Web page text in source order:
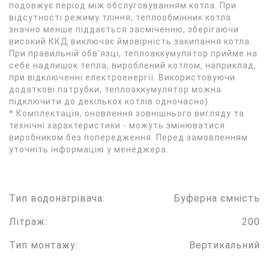
подовжує період між обслуговуванням котла. При
відсутності режиму тління, теплообмінник котла
значно менше піддається засміченню, зберігаючи
високий ККД виключає ймовірність закипання котла.
При правильній обв'язці, теплоаккумулятор прийме на
себе надлишок тепла, вироблений котлом, наприклад,
при відключенні електроенергії. Використовуючи
додаткові патрубки, теплоаккумулятор можна
підключити до декількох котлів одночасно).
* Комплектація, оновлення зовнішнього вигляду та
технічні характеристики - можуть змінюватися
виробником без попередження. Перед замовленням
уточніть інформацію у менеджера.
Тип водонагрівача: Буферна ємність
Літраж: 200
Тип монтажу: Вертикальний